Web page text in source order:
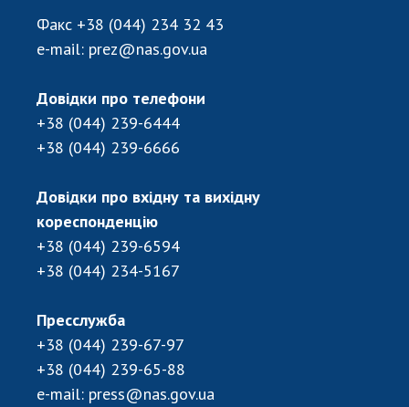
Факс +38 (044) 234 32 43
e-mail: prez@nas.gov.ua
Довідки про телефони
+38 (044) 239-6444
+38 (044) 239-6666
Довідки про вхідну та вихідну
кореспонденцію
+38 (044) 239-6594
+38 (044) 234-5167
Пресслужба
+38 (044) 239-67-97
+38 (044) 239-65-88
e-mail: press@nas.gov.ua